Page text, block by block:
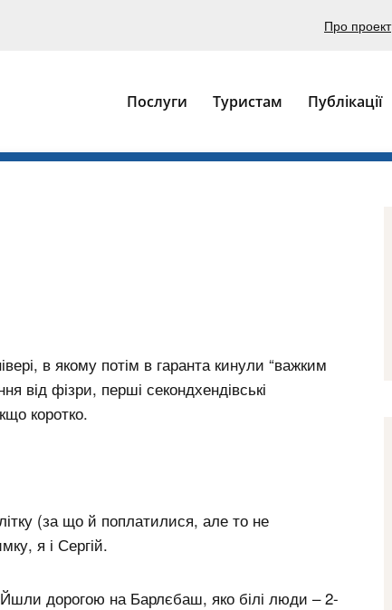
Про проект
Послуги Туристам Публікації
в якому потім в гаранта кинули “важким
від фізри, перші секондхендівські
коротко.
(за що й поплатилися, але то не
я і Сергій.
дорогою на Барлєбаш, яко білі люди – 2-